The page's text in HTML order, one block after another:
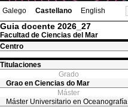
Galego Castellano English
Guia docente 2026_27
Facultad de Ciencias del Mar
Centro
Titulaciones
Grado
Grao en Ciencias do Mar
Máster
Máster Universitario en Oceanografía